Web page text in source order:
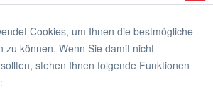
YAMAHA YZF-R6
Cookies, um Ihnen die bestmögliche
zu können. Wenn Sie damit nicht
stehen Ihnen folgende Funktionen